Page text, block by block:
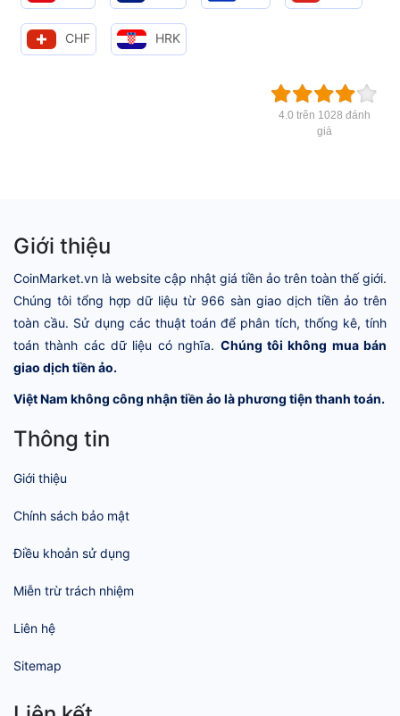
CHF HRK
4.0 trên 1028 đánh
giá
Giới thiệu
CoinMarket.vn là website cập nhật giá tiền ảo trên toàn thế giới.
Chúng tôi tổng hợp dữ liệu từ 966 sàn giao dịch tiền ảo trên
toàn cầu. Sử dụng các thuật toán để phân tích, thống kê, tính
toán thành các dữ liệu có nghĩa. Chúng tôi không mua bán
giao dịch tiền ảo.
Việt Nam không công nhận tiền ảo là phương tiện thanh toán.
Thông tin
Giới thiệu
Chính sách bảo mật
Điều khoản sử dụng
Miễn trừ trách nhiệm
Liên hệ
Sitemap